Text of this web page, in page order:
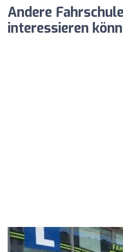
Andere
interessieren